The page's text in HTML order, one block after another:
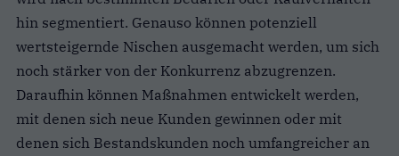
hin segmentiert. Genauso können potenziell
wertsteigernde Nischen ausgemacht werden, um sich
noch stärker von der Konkurrenz abzugrenzen.
Daraufhin können Maßnahmen entwickelt werden,
mit denen sich neue Kunden gewinnen oder mit
denen sich Bestandskunden noch umfangreicher an